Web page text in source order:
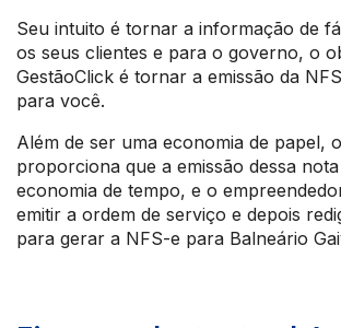
Seu intuito é tornar a informação de
os seus clientes e para o governo, o
GestãoClick é tornar a emissão da
para você.
Além de ser uma economia de papel,
proporciona que a emissão dessa
economia de tempo, e o
emitir a ordem de serviço e depois
para gerar a NFS-e para Balneário